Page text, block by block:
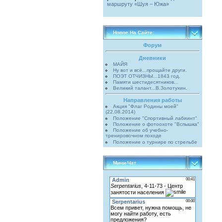
маршруту «Шуя – Южа»
Новое На Сайте:
Форум
Дневники
МАЙЯ
Ну вот и всё...прощайте други.
ПОЭТ ОТЧИЗНЫ...1843 год.
Памяти шестидесятников...
Великий талант...В.Золотухин.
Направления работы
Акция "Флаг Родины моей"
(22.08.2014)
Положение "Спортивный лабиинт"
Положение о фотоохоте "Вспышка"
Положение об учебно-
тренировочном походе
Положение о турнире по стрельбе
Мини-Чат